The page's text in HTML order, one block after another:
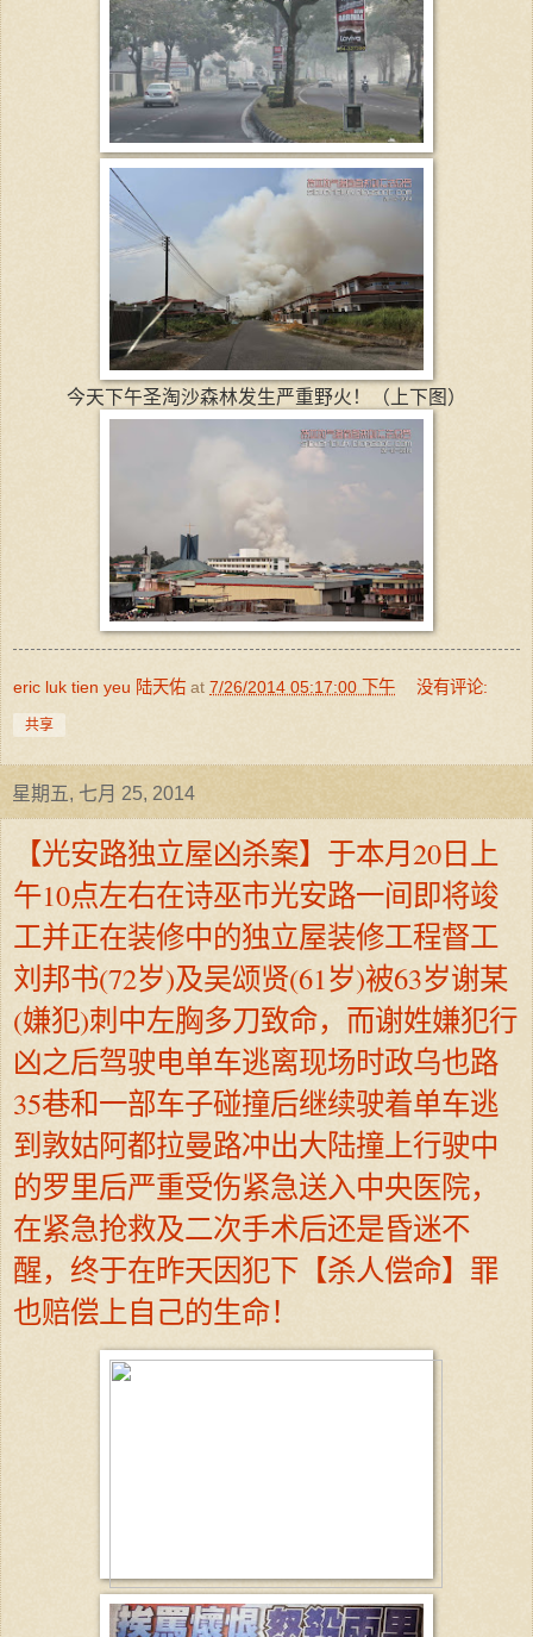
今天下午圣淘沙森林发生严重野火！（上下图）
eric luk tien yeu 陆天佑 at 7/26/2014 05:17:00 下午 没有评论:
共享
星期五, 七月 25, 2014
【光安路独立屋凶杀案】于本月20日上
午10点左右在诗巫市光安路一间即将竣
工并正在装修中的独立屋装修工程督工
刘邦书(72岁)及吴颂贤(61岁)被63岁谢某
(嫌犯)刺中左胸多刀致命，而谢姓嫌犯行
凶之后驾驶电单车逃离现场时政乌也路
35巷和一部车子碰撞后继续驶着单车逃
到敦姑阿都拉曼路冲出大陆撞上行驶中
的罗里后严重受伤紧急送入中央医院，
在紧急抢救及二次手术后还是昏迷不
醒，终于在昨天因犯下【杀人偿命】罪
也赔偿上自己的生命！